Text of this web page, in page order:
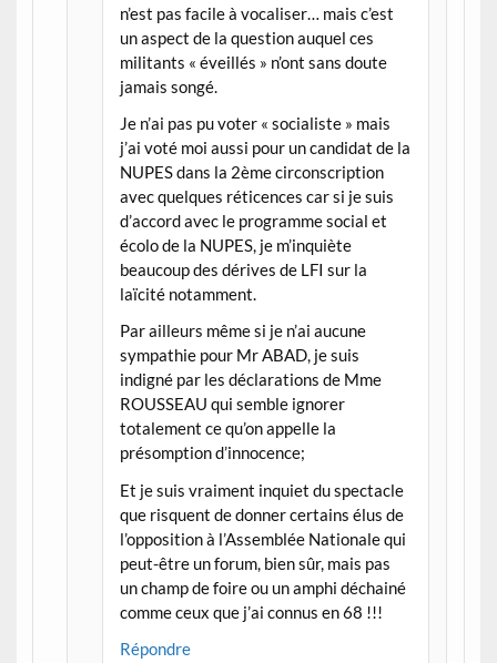
n’est pas facile à vocaliser… mais c’est
un aspect de la question auquel ces
militants « éveillés » n’ont sans doute
jamais songé.
Je n’ai pas pu voter « socialiste » mais
j’ai voté moi aussi pour un candidat de la
NUPES dans la 2ème circonscription
avec quelques réticences car si je suis
d’accord avec le programme social et
écolo de la NUPES, je m’inquiète
beaucoup des dérives de LFI sur la
laïcité notamment.
Par ailleurs même si je n’ai aucune
sympathie pour Mr ABAD, je suis
indigné par les déclarations de Mme
ROUSSEAU qui semble ignorer
totalement ce qu’on appelle la
présomption d’innocence;
Et je suis vraiment inquiet du spectacle
que risquent de donner certains élus de
l’opposition à l’Assemblée Nationale qui
peut-être un forum, bien sûr, mais pas
un champ de foire ou un amphi déchainé
comme ceux que j’ai connus en 68 !!!
Répondre